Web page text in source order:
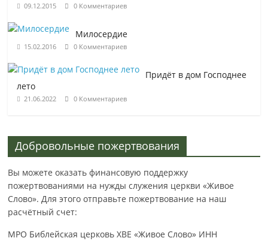
09.12.2015 0 Комментариев
Милосердие
15.02.2016 0 Комментариев
Придёт в дом Господнее
лето
21.06.2022 0 Комментариев
Добровольные пожертвования
Вы можете оказать финансовую поддержку
пожертвованиями на нужды служения церкви «Живое
Слово». Для этого отправьте пожертвование на наш
расчётный счет:
МРО Библейская церковь ХВЕ «Живое Слово» ИНН